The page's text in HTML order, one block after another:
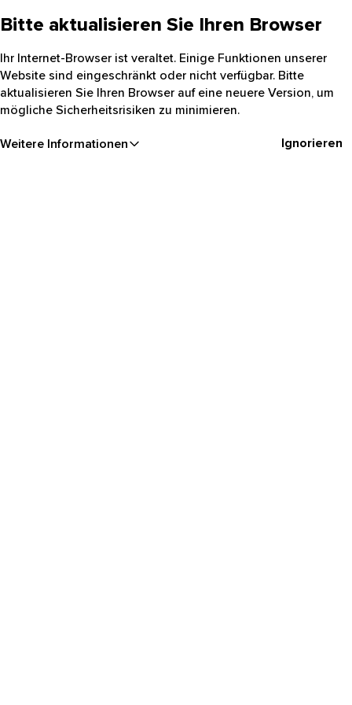
Bitte aktualisieren Sie Ihren Browser
Ihr Internet-Browser ist veraltet. Einige Funktionen unserer
Website sind eingeschränkt oder nicht verfügbar. Bitte
aktualisieren Sie Ihren Browser auf eine neuere Version, um
mögliche Sicherheitsrisiken zu minimieren.
Weitere Informationen Ignorieren